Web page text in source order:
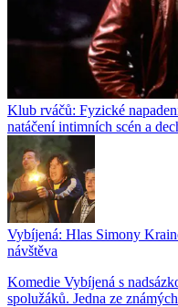
Klub rváčů: Fyzické
natáčení intimních scén a
Vybíjená: Hlas Simony
návštěva
Komedie Vybíjená s
spolužáků. Jedna ze